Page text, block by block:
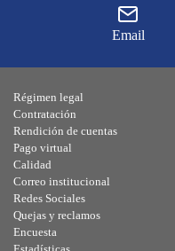
Email
Régimen legal
Contratación
Rendición de cuentas
Pago virtual
Calidad
Correo institucional
Redes Sociales
Quejas y reclamos
Encuesta